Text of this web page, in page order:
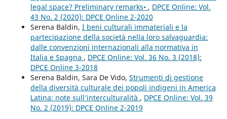
legal space? Preliminary remarks• , DPCE Online: Vol.
43 No. 2 (2020): DPCE Online 2-2020
Serena Baldin, I beni culturali immateriali e la
partecipazione della società nella loro salvaguardia:
dalle convenzioni internazionali alla normativa in
Italia e Spagna , DPCE Online: Vol. 36 No. 3 (2018):
DPCE Online 3-2018
Serena Baldin, Sara De Vido, Strumenti di gestione
della diversità culturale dei popoli indigeni in America
Latina: note sull’interculturalità , DPCE Online: Vol. 39
No. 2 (2019): DPCE Online 2-2019